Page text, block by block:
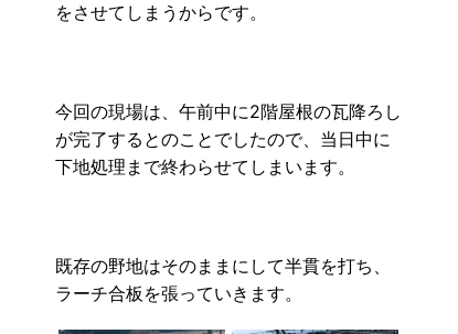
をさせてしまうからです。
今回の現場は、午前中に2階屋根の瓦降ろし
が完了するとのことでしたので、当日中に
下地処理まで終わらせてしまいます。
既存の野地はそのままにして半貫を打ち、
ラーチ合板を張っていきます。